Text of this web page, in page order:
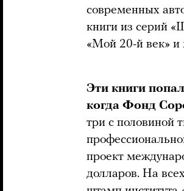
современных
книги из серий
«Мой 20-й век» и
Эти книги
когда Фонд
три с половиной
проект
долларов. На